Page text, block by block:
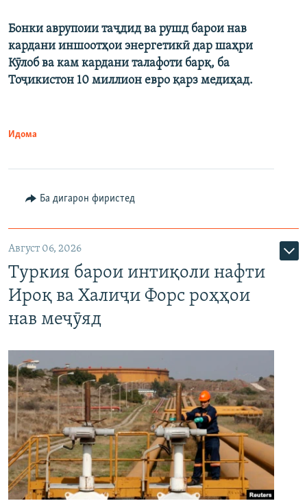
Бонки аврупоии таҷдид ва рушд барои нав
кардани иншоотҳои энергетикӣ дар шаҳри
Кӯлоб ва кам кардани талафоти барқ, ба
Тоҷикистон 10 миллион евро қарз медиҳад.
Идома
Ба дигарон фиристед
Август 06, 2026
Туркия барои интиқоли нафти
Ироқ ва Халиҷи Форс роҳҳои
нав меҷӯяд